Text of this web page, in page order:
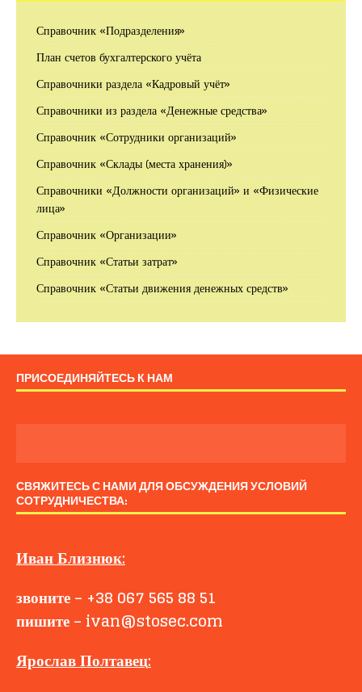
Справочник «Подразделения»
План счетов бухгалтерского учёта
Справочники раздела «Кадровый учёт»
Справочники из раздела «Денежные средства»
Справочник «Сотрудники организаций»
Справочник «Склады (места хранения)»
Справочники «Должности организаций» и «Физические
лица»
Справочник «Организации»
Справочник «Статьи затрат»
Справочник «Статьи движения денежных средств»
ПРИСОЕДИНЯЙТЕСЬ К НАМ
СВЯЖИТЕСЬ С НАМИ ДЛЯ ОБСУЖДЕНИЯ УСЛОВИЙ
СОТРУДНИЧЕСТВА:
ИванБлизнюк:
звоните– +38 067 565 88 51
пишите– ivan@stosec.com
Ярослав Полтавец: